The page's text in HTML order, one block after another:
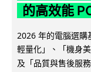
的高效能
2026 年的電腦選購
輕量化」、「機身
及「品質與售後服